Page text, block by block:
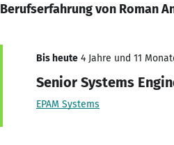
Berufserfahrung von Roman
Bis heute 4 Jahre und 11
Senior Systems
EPAM Systems